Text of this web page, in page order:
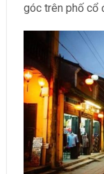
góc trên phố cổ